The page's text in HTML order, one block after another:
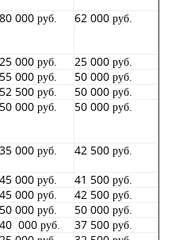
80 000 руб. 62 000 руб.
25 000 руб.
25 000 руб.
55 000 руб.
50 000 руб.
52 500 руб.
50 000 руб.
50 000 руб. 50 000 руб.
35 000 руб.
42 500 руб.
45 000 руб.
41 500 руб.
45 000 руб.
42 500 руб.
50 000 руб.
50 000 руб.
40 000 руб.
37 500 руб.